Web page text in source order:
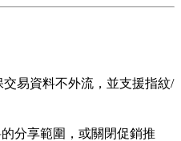
交易資料不外流，並支援指紋/
分享範圍，或關閉促銷推